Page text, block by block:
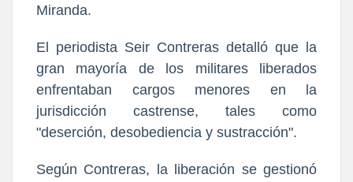
Miranda.
El periodista Seir Contreras detalló que la
gran mayoría de los militares liberados
enfrentaban cargos menores en la
jurisdicción castrense, tales como
"deserción, desobediencia y sustracción".
Según Contreras, la liberación se gestionó